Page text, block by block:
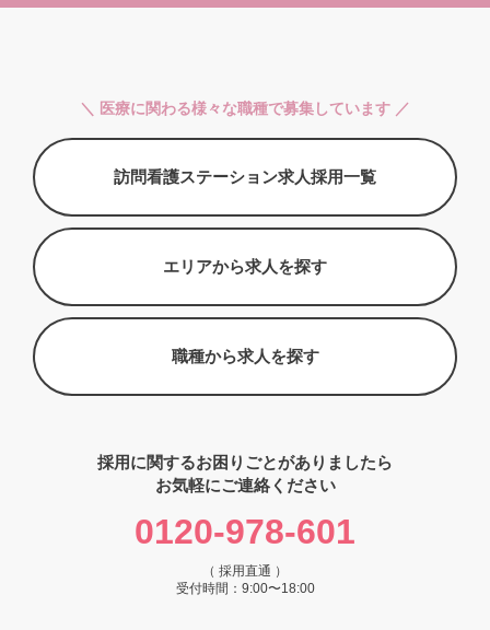
＼ 医療に関わる様々な職種で募集しています ／
訪問看護ステーション求人採用一覧
エリアから求人を探す
職種から求人を探す
採用に関するお困りごとがありましたら
お気軽にご連絡ください
0120-978-601
（ 採用直通 ）
受付時間：9:00〜18:00